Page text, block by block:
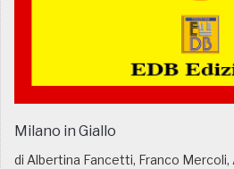
Milano in Giallo
di Albertina Fancetti, Franco